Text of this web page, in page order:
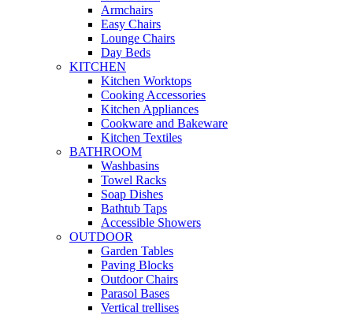
Armchairs
Easy Chairs
Lounge Chairs
Day Beds
KITCHEN
Kitchen Worktops
Cooking Accessories
Kitchen Appliances
Cookware and Bakeware
Kitchen Textiles
BATHROOM
Washbasins
Towel Racks
Soap Dishes
Bathtub Taps
Accessible Showers
OUTDOOR
Garden Tables
Paving Blocks
Outdoor Chairs
Parasol Bases
Vertical trellises